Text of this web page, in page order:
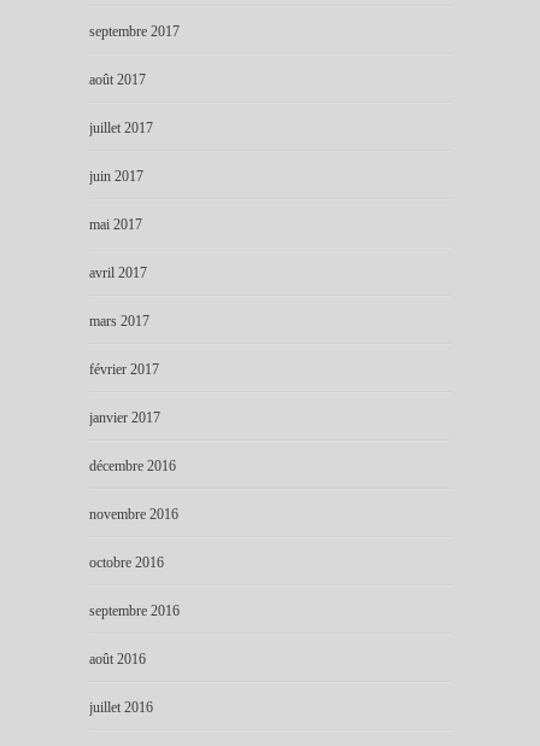
septembre 2017
août 2017
juillet 2017
juin 2017
mai 2017
avril 2017
mars 2017
février 2017
janvier 2017
décembre 2016
novembre 2016
octobre 2016
septembre 2016
août 2016
juillet 2016